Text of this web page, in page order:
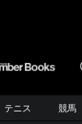
テニス 競馬